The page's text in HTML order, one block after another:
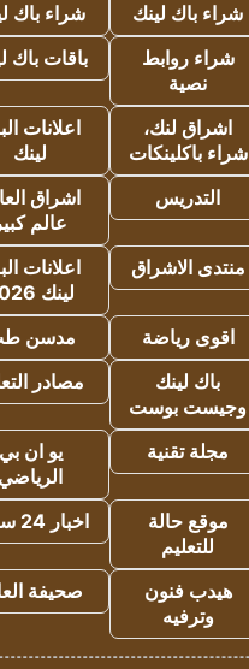
شراء باك لينك
شراء باك
شراء روابط
نصية
باقات باك
اشراق لنك،
شراء باكلينكات
اعلانات
لينك
التدريس
اشراق
عالم
منتدى الاشراق
اعلانات
لينك 2026
اقوى رياضة
مدسن
باك لينك
وجيست بوست
مصادر
مجلة تقنية
يو ان بي
الرياضي
موقع حالة
للتعليم
اخبار 24 ساعة
هيدب فنون
وترفيه
صحيفة